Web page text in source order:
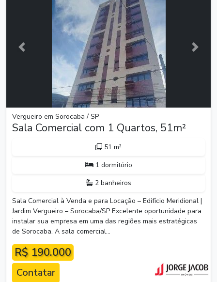
Anterior
Vergueiro em Sorocaba / SP
Sala Comercial com 1 Quartos, 51m²
51 m²
1 dormitório
2 banheiros
Sala Comercial à Venda e para Locação – Edifício Meridional |
Jardim Vergueiro – Sorocaba/SP Excelente oportunidade para
instalar sua empresa em uma das regiões mais estratégicas
de Sorocaba. A sala comercial...
R$ 190.000
Contatar